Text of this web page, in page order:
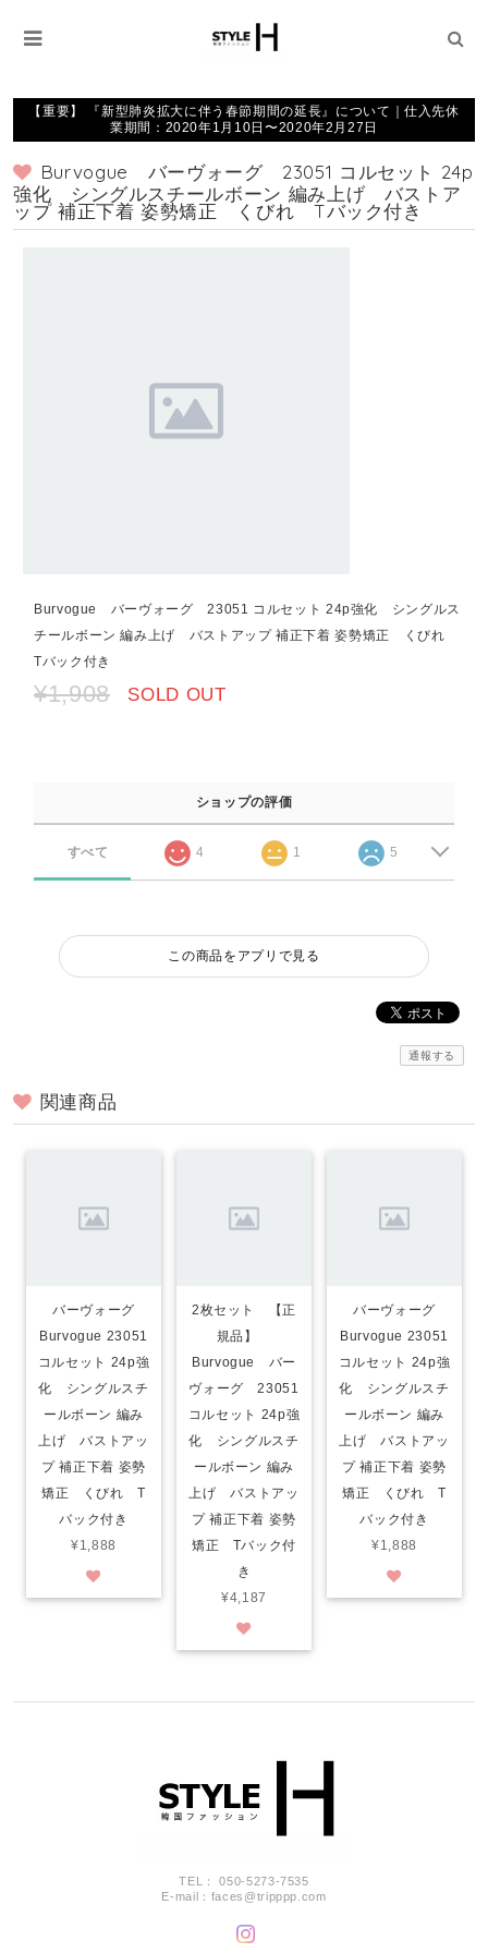
【重要】 『新型肺炎拡大に伴う春節期間の延長』について｜仕入先休
業期間：2020年1月10日〜2020年2月27日
Burvogue バーヴォーグ 23051 コルセット 24p
強化 シングルスチールボーン 編み上げ バストア
ップ 補正下着 姿勢矯正 くびれ Tバック付き
Burvogue バーヴォーグ 23051 コルセット 24p強化 シングルス
チールボーン 編み上げ バストアップ 補正下着 姿勢矯正 くびれ
Tバック付き
¥1,908 SOLD OUT
ショップの評価
すべて 4 1 5
この商品をアプリで見る
通報する
関連商品
バーヴォーグ
Burvogue 23051
コルセット 24p強
化 シングルスチ
ールボーン 編み
上げ バストアッ
プ 補正下着 姿勢
矯正 くびれ T
バック付き
¥1,888
2枚セット 【正
規品】
Burvogue バー
ヴォーグ 23051
コルセット 24p強
化 シングルスチ
ールボーン 編み
上げ バストアッ
プ 補正下着 姿勢
矯正 Tバック付
き
¥4,187
バーヴォーグ
Burvogue 23051
コルセット 24p強
化 シングルスチ
ールボーン 編み
上げ バストアッ
プ 補正下着 姿勢
矯正 くびれ T
バック付き
¥1,888
TEL： 050-5273-7535
E-mail： faces@tripppp.com